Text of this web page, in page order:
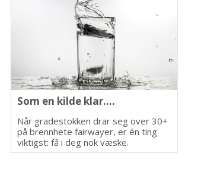
Som en kilde klar....
Når gradestokken drar seg over 30+
på brennhete fairwayer, er én ting
viktigst: få i deg nok væske.